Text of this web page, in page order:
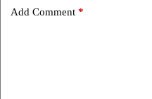
Add Comment *